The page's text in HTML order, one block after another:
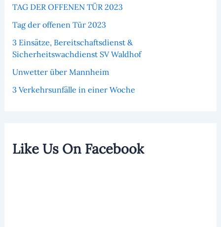
TAG DER OFFENEN TÜR 2023
Tag der offenen Tür 2023
3 Einsätze, Bereitschaftsdienst &
Sicherheitswachdienst SV Waldhof
Unwetter über Mannheim
3 Verkehrsunfälle in einer Woche
Like Us On Facebook